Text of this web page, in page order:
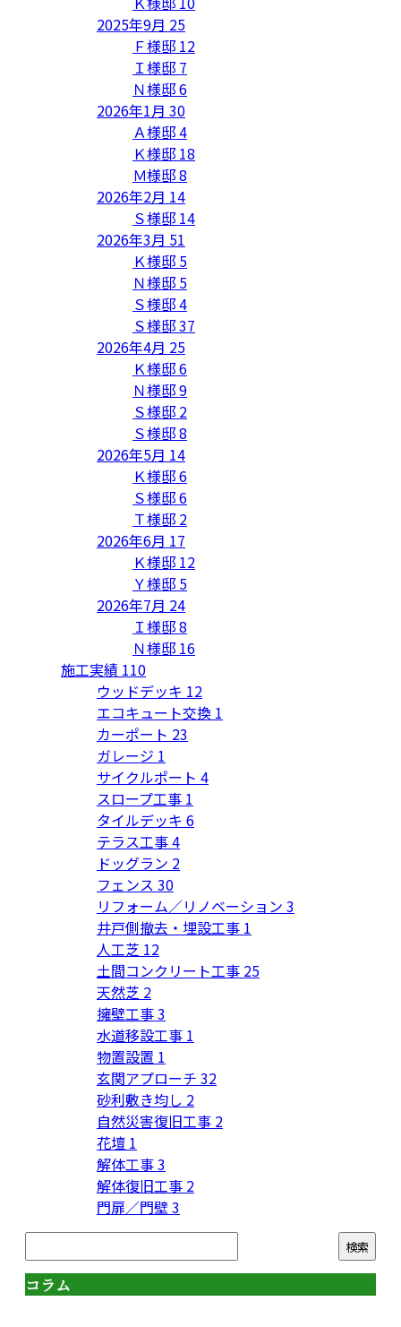
2025年9月 25
Ｆ様邸 12
Ｉ様邸 7
Ｎ様邸6
2026年1月 30
Ａ様邸4
Ｋ様邸 18
Ｍ様邸8
2026年2月 14
Ｓ様邸 14
2026年3月 51
Ｋ様邸 5
Ｎ様邸 5
Ｓ様邸4
Ｓ様邸37
2026年4月 25
Ｋ様邸6
Ｎ様邸9
Ｓ様邸 2
Ｓ様邸8
2026年5月 14
Ｋ様邸6
Ｓ様邸6
Ｔ様邸 2
2026年6月 17
Ｋ様邸 12
Ｙ様邸 5
2026年7月 24
Ｉ様邸8
Ｎ様邸 16
施工実績 110
ウッドデッキ 12
エコキュート交換 1
カーポート 23
ガレージ 1
サイクルポート 4
スロープ工事 1
タイルデッキ 6
テラス工事4
ドッグラン 2
フェンス 30
リフォーム／リノベーション 3
井戸側撤去・埋設工事 1
人工芝 12
土間コンクリート工事 25
天然芝 2
擁壁工事3
水道移設工事 1
物置設置 1
玄関アプローチ 32
砂利敷き均し 2
自然災害復旧工事 2
花壇 1
解体工事3
解体復旧工事 2
門扉／門壁3
コラム